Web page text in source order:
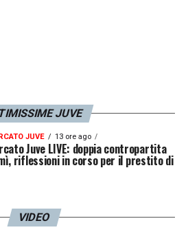
JUVE
JUVE 13 ore ago
Juve LIVE: doppia contropartita
riflessioni in corso per il prestito di
VIDEO